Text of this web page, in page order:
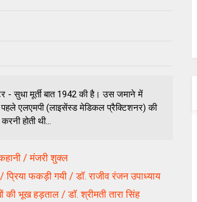
- सुधा मूर्ती बात 1942 की है। उस जमाने में
पहले एलएमपी (लाइसेंस्ड मेडिकल प्रैक्टिशनर) की
होती थी...
/ मंजरी शुक्ल
प्रिया फकड़ी गयी / डॉ. राजीव रंजन उपाध्याय
की भूख हड़ताल / डॉ. श्रीमती तारा सिंह